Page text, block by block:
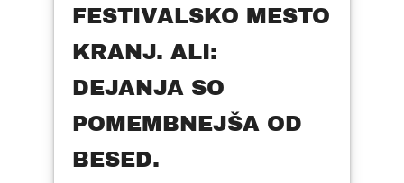
FESTIVALSKO MESTO
KRANJ. ALI:
DEJANJA SO
POMEMBNEJŠA OD
BESED.